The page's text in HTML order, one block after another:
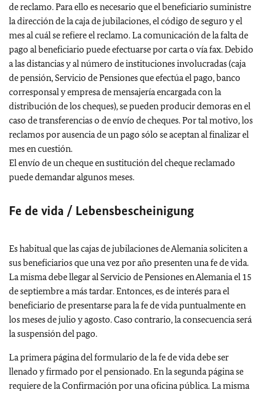
de reclamo. Para ello es necesario que el beneficiario suministre
la dirección de la caja de jubilaciones, el código de seguro y el
mes al cuál se refiere el reclamo. La comunicación de la falta de
pago al beneficiario puede efectuarse por carta o vía fax. Debido
a las distancias y al número de instituciones involucradas (caja
de pensión, Servicio de Pensiones que efectúa el pago, banco
corresponsal y empresa de mensajería encargada con la
distribución de los cheques), se pueden producir demoras en el
caso de transferencias o de envío de cheques. Por tal motivo, los
reclamos por ausencia de un pago sólo se aceptan al finalizar el
mes en cuestión.
El envío de un cheque en sustitución del cheque reclamado
puede demandar algunos meses.
Fe de vida / Lebensbescheinigung
Es habitual que las cajas de jubilaciones de Alemania soliciten a
sus beneficiarios que una vez por año presenten una fe de vida.
La misma debe llegar al Servicio de Pensiones en Alemania el 15
de septiembre a más tardar. Entonces, es de interés para el
beneficiario de presentarse para la fe de vida puntualmente en
los meses de julio y agosto. Caso contrario, la consecuencia será
la suspensión del pago.
La primera página del formulario de la fe de vida debe ser
llenado y firmado por el pensionado. En la segunda página se
requiere de la Confirmación por una oficina pública. La misma